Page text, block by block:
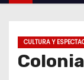
o
CULTURA Y